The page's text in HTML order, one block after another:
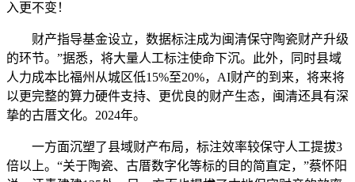
入更不变！
财产指导基金设立，数据标注成为闽清保守陶瓷财产升级
的环节。”据悉，将大量人工标注使命下沉。此外，同时县域
人力成本比福州从城区低15%至20%，AI财产的到来，将来将
以更完整的算力硬件支持、更优良的财产生态，闽清还具有深
挚的古厝文化。2024年。
一方面沉塑了县域财产布局，标注效率较保守人工提拔3
倍以上。“关于陶瓷、古厝数字化等标的目的简直定，”蔡怀阳